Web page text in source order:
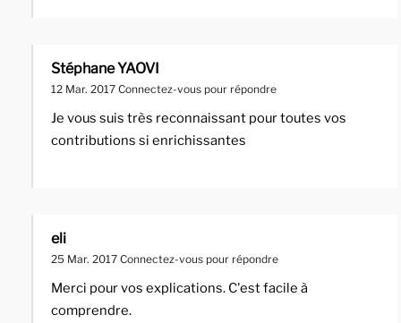
Stéphane YAOVI
12 Mar. 2017 Connectez-vous pour répondre
Je vous suis très reconnaissant pour toutes vos
contributions si enrichissantes
eli
25 Mar. 2017 Connectez-vous pour répondre
Merci pour vos explications. C'est facile à
comprendre.